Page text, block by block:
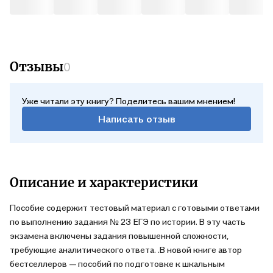
Отзывы0
Уже читали эту книгу? Поделитесь вашим мнением!
Написать отзыв
Описание и характеристики
Пособие содержит тестовый материал с готовыми ответами
по выполнению задания № 23 ЕГЭ по истории. В эту часть
экзамена включены задания повышенной сложности,
требующие аналитического ответа. .В новой книге автор
бестселлеров — пособий по подготовке к шкальным